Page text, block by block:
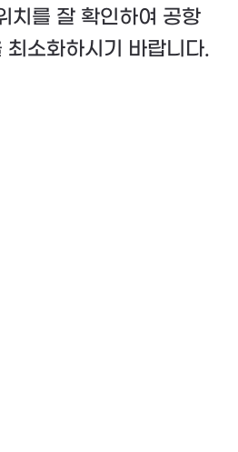
치를 잘 확인하여 공항
최소화하시기 바랍니다.